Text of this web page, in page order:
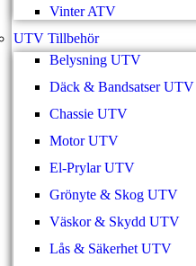
Vinter ATV
UTV Tillbehör
Belysning UTV
Däck & Bandsatser UTV
Chassie UTV
Motor UTV
El-Prylar UTV
Grönyte & Skog UTV
Väskor & Skydd UTV
Lås & Säkerhet UTV